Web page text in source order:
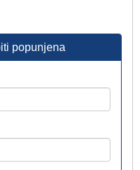
popunjena